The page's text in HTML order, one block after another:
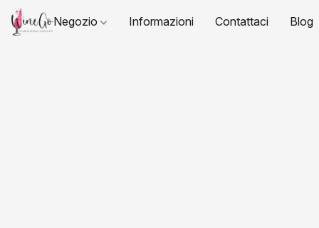
Negozio Informazioni Contattaci Blog